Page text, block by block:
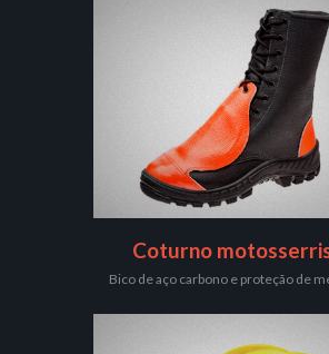
Coturno
Bico de aço carbono e proteção de